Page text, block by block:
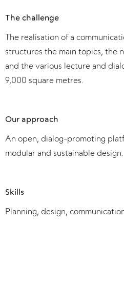
The challenge
The realisation of a
structures the main topics, the
and the various lecture and
9,000 square metres.
Our approach
An open, dialog-promoting
modular and sustainable design.
Skills
Planning, design,